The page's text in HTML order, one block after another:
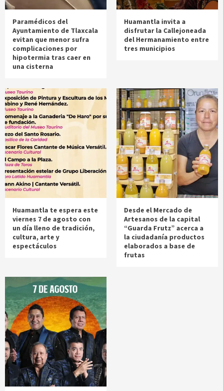
Paramédicos del
Ayuntamiento de Tlaxcala
evitan que menor sufra
complicaciones por
hipotermia tras caer en
una cisterna
Huamantla invita a
disfrutar la Callejoneada
del Hermanamiento entre
tres municipios
Huamantla te espera este
viernes 7 de agosto con
un día lleno de tradición,
cultura, arte y
espectáculos
Desde el Mercado de
Artesanos de la capital
“Guarda Frutz” acerca a
la ciudadanía productos
elaborados a base de
frutas